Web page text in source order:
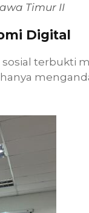
Timur II
Digital
terbukti